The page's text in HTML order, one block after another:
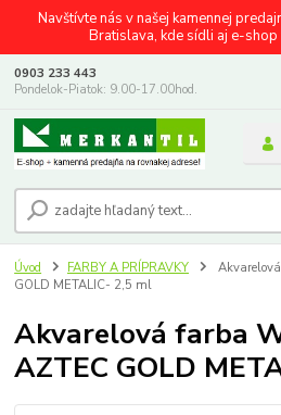
Navštívte nás v našej kamennej
Bratislava, kde sídli aj e-
0903 233 443
Pondelok-Piatok: 9.00-17.00hod.
Úvod FARBY A PRÍPRAVKY
GOLD METALIC- 2,5 ml
Akvarelová farba
AZTEC GOLD